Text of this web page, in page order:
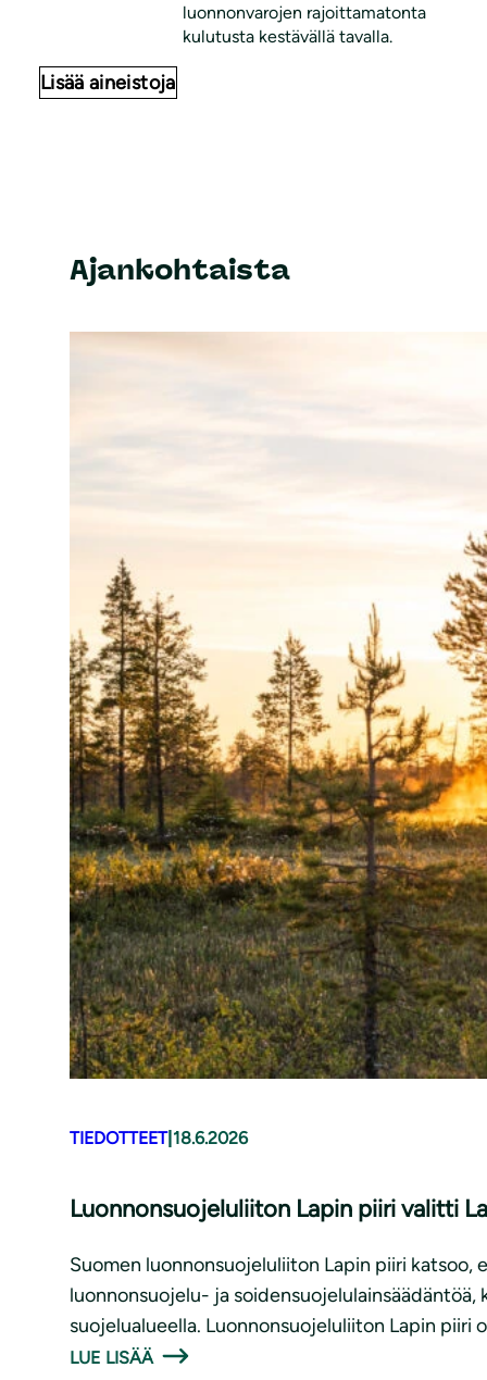
luonnonvarojen rajoittamatonta
kulutusta kestävällä tavalla.
Lisää aineistoja
Ajankohtaista
TIEDOTTEET| 18.6.2026
Luonnonsuojeluliiton Lapin piiri valitti
Suomen luonnonsuojeluliiton Lapin piiri
luonnonsuojelu- ja soidensuojelulainsäädäntöä,
suojelualueella. Luonnonsuojeluliiton Lapin
LUE LISÄÄ